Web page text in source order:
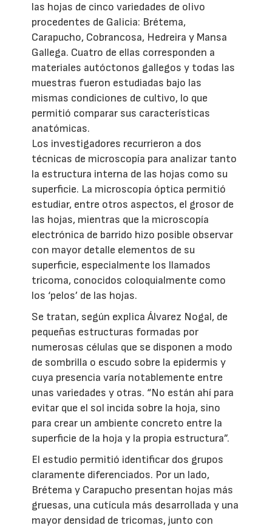
las hojas de cinco variedades de olivo
procedentes de Galicia: Brétema,
Carapucho, Cobrancosa, Hedreira y Mansa
Gallega. Cuatro de ellas corresponden a
materiales autóctonos gallegos y todas las
muestras fueron estudiadas bajo las
mismas condiciones de cultivo, lo que
permitió comparar sus características
anatómicas.
Los investigadores recurrieron a dos
técnicas de microscopía para analizar tanto
la estructura interna de las hojas como su
superficie. La microscopía óptica permitió
estudiar, entre otros aspectos, el grosor de
las hojas, mientras que la microscopía
electrónica de barrido hizo posible observar
con mayor detalle elementos de su
superficie, especialmente los llamados
tricoma, conocidos coloquialmente como
los ‘pelos’ de las hojas.
Se tratan, según explica Álvarez Nogal, de
pequeñas estructuras formadas por
numerosas células que se disponen a modo
de sombrilla o escudo sobre la epidermis y
cuya presencia varía notablemente entre
unas variedades y otras. “No están ahí para
evitar que el sol incida sobre la hoja, sino
para crear un ambiente concreto entre la
superficie de la hoja y la propia estructura”.
El estudio permitió identificar dos grupos
claramente diferenciados. Por un lado,
Brétema y Carapucho presentan hojas más
gruesas, una cutícula más desarrollada y una
mayor densidad de tricomas, junto con